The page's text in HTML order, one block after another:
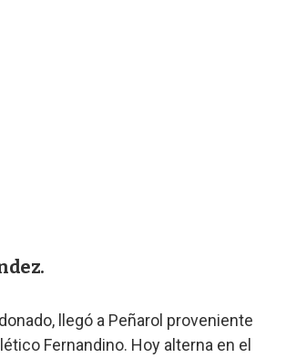
llegó a Peñarol proveniente
Fernandino. Hoy alterna en el